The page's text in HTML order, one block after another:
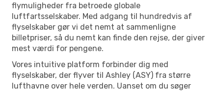
flymuligheder fra betroede globale
luftfartsselskaber. Med adgang til hundredvis af
flyselskaber gør vi det nemt at sammenligne
billetpriser, så du nemt kan finde den rejse, der giver
mest værdi for pengene.
Vores intuitive platform forbinder dig med
flyselskaber, der flyver til Ashley (ASY) fra større
lufthavne over hele verden. Uanset om du søger